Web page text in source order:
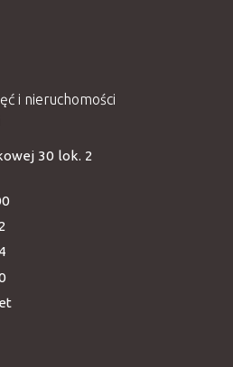
i nieruchomości
30 lok. 2